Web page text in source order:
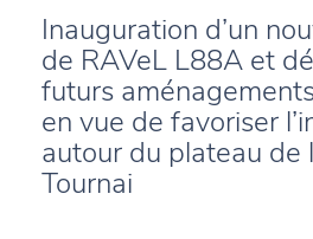
Inauguration d’un
de RAVeL L88A et
futurs
en vue de favoriser
autour du plateau de
Tournai